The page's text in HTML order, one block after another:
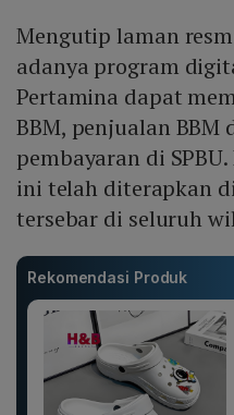
Mengutip laman
adanya program
Pertamina dapat
BBM, penjualan BBM
pembayaran di
ini telah diterapkan
tersebar di seluruh
Rekomendasi Produk